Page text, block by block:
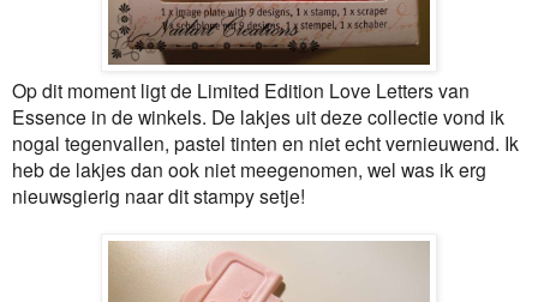
Op dit moment ligt de Limited Edition Love Letters van
Essence in de winkels. De lakjes uit deze collectie vond ik
nogal tegenvallen, pastel tinten en niet echt vernieuwend. Ik
heb de lakjes dan ook niet meegenomen, wel was ik erg
nieuwsgierig naar dit stampy setje!